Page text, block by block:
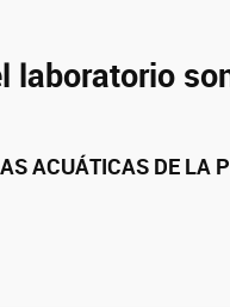
laboratorio
ACUÁTICAS DE LA